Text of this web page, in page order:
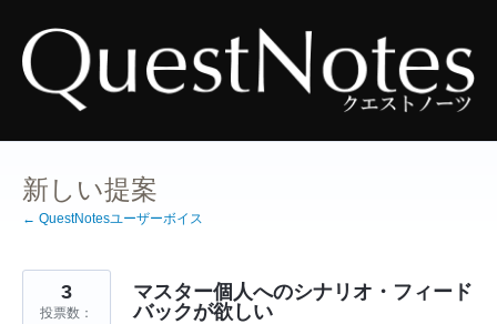
ン
テ
ン
ツ
新しい提案
← QuestNotesユーザーボイス
マスター個人へのシナリオ・フィード
バックが欲しい
3
投票数：